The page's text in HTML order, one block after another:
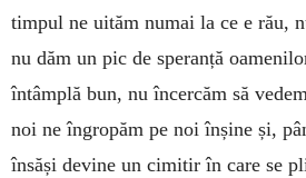
timpul ne uităm numai la ce e rău,
nu dăm un pic de speranță
întâmplă bun, nu încercăm să
noi ne îngropăm pe noi înșine și,
însăși devine un cimitir în care se